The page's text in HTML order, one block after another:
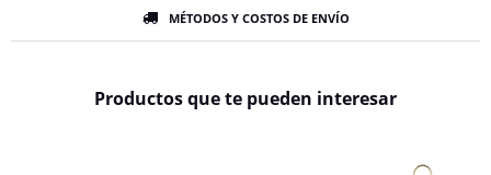
MÉTODOS Y COSTOS DE ENVÍO
Productos que te pueden interesar